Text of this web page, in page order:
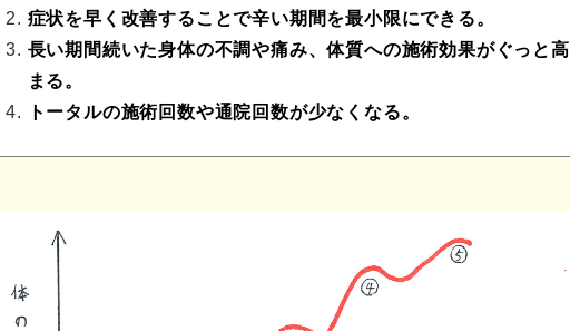
症状を早く改善することで辛い期間を最小限にできる。
長い期間続いた身体の不調や痛み、体質への施術効果がぐっと高
まる。
トータルの施術回数や通院回数が少なくなる。